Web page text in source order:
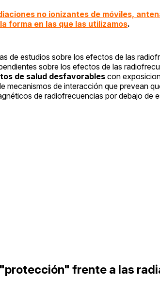
no ionizantes de móviles,
forma en las que las utilizamos.
de estudios sobre los efectos de las
sobre los efectos de las
de salud desfavorables con
mecanismos de interacción que prevean
de radiofrecuencias por debajo de
frente a las